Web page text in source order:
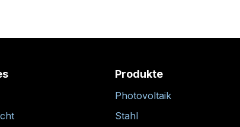
Produkte
Photovoltaik
Stahl